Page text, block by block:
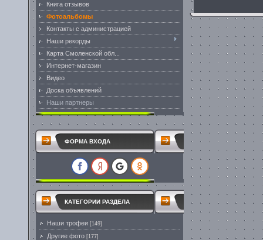
Книга отзывов
Фотоальбомы
Контакты с администрацией
Наши рекорды
Карта Смоленской обл...
Интернет-магазин
Видео
Доска объявлений
Наши партнеры
ФОРМА ВХОДА
КАТЕГОРИИ РАЗДЕЛА
Наши трофеи [149]
Другие фото [177]